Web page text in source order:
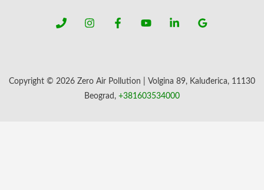
Copyright © 2026 Zero Air Pollution | Volgina 89, Kaluđerica, 11130
Beograd, +381603534000